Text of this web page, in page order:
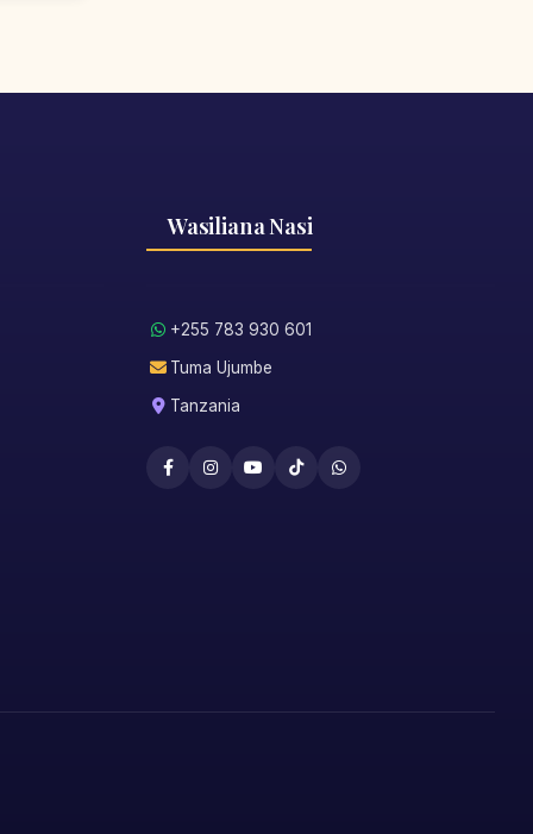
Wasiliana Nasi
+255 783 930 601
Tuma Ujumbe
Tanzania